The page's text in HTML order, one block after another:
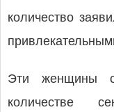
количество
Эти женщины
количестве